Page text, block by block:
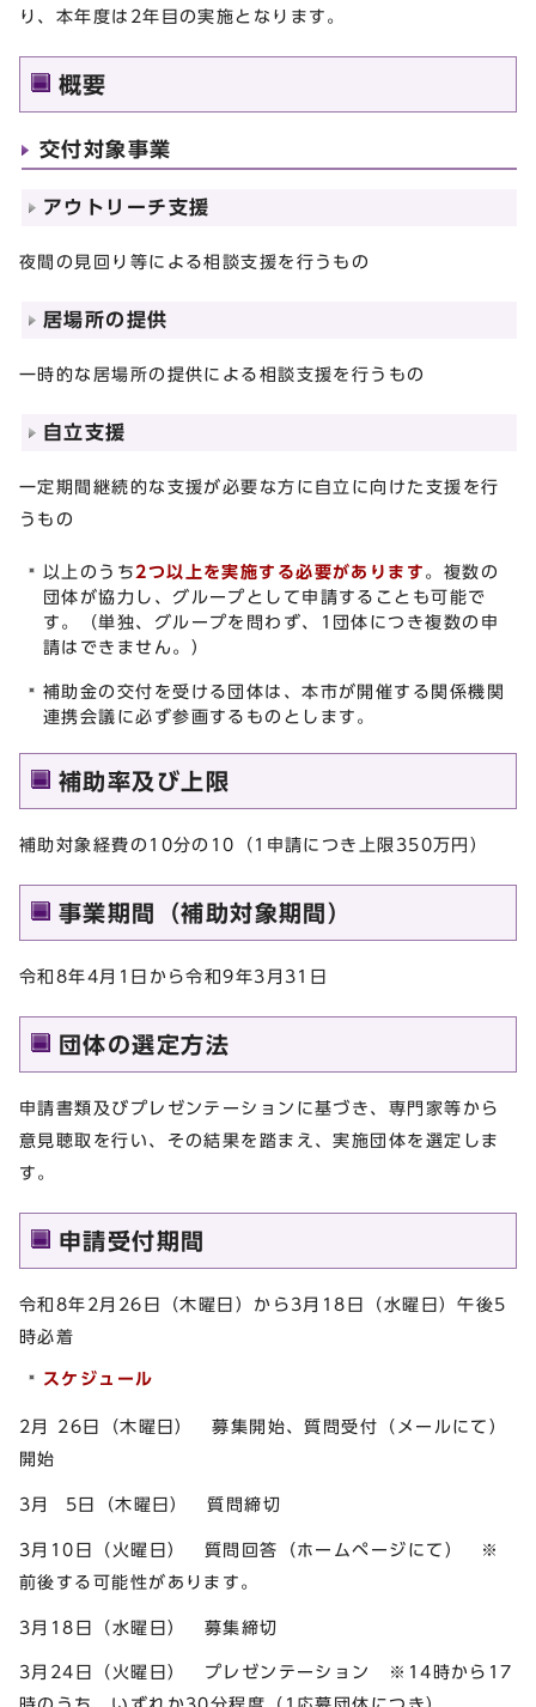
り、本年度は2年目の実施となります。
概要
交付対象事業
アウトリーチ支援
夜間の見回り等による相談支援を行うもの
居場所の提供
一時的な居場所の提供による相談支援を行うもの
自立支援
一定期間継続的な支援が必要な方に自立に向けた支援を行
うもの
以上のうち 2つ以上を実施する必要があります 。複数の
団体が協力し、グループとして申請することも可能で
す。（単独、グループを問わず、1団体につき複数の申
請はできません。）
補助金の交付を受ける団体は、本市が開催する関係機関
連携会議に必ず参画するものとします。
補助率及び上限
補助対象経費の10分の10（1申請につき上限350万円）
事業期間（補助対象期間）
令和8年4月1日から令和9年3月31日
団体の選定方法
申請書類及びプレゼンテーションに基づき、専門家等から
意見聴取を行い、その結果を踏まえ、実施団体を選定しま
す。
申請受付期間
令和8年2月26日（木曜日）から3月18日（水曜日）午後5
時必着
スケジュール
2月 26日（木曜日） 募集開始、質問受付（メールにて）
開始
3月 5日（木曜日） 質問締切
3月10日（火曜日） 質問回答（ホームページにて） ※
前後する可能性があります。
3月18日（水曜日） 募集締切
3月24日（火曜日） プレゼンテーション ※14時から17